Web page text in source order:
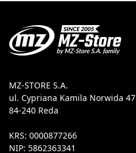
MZ-STORE S.A.
ul. Cypriana Kamila Norwida 47
84-240 Reda
KRS: 0000877266
NIP: 5862363341